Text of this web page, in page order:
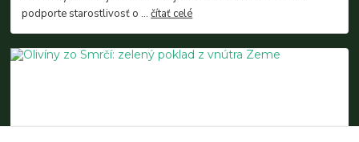
podporte starostlivosť o ...čítať celé